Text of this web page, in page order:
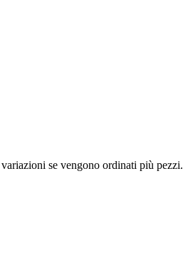
se vengono ordinati più pezzi.